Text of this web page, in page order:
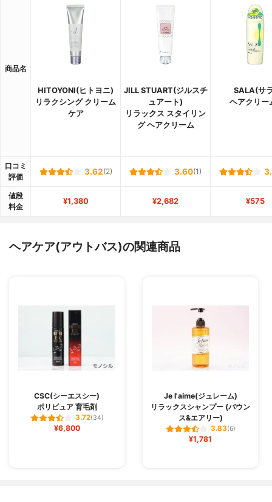
商品名
HITOYONI(ヒトヨニ)
リラクシング クリーム
ケア
JILL STUART(ジルスチ
ュアート)
リラックス スタイリン
グ ヘアクリーム
SALA(サ
ヘアクリー
口コミ
評価
3.62(2) 3.60(1)
値段
料金
¥1,380 ¥2,682 ¥575
ヘアケア(アウトバス)の関連商品
CSC(シーエスシー)
ポリピュア 育毛剤
3.72(34)
¥6,800
Je l'aime(ジュレーム)
リラックスシャンプー (バウン
ス&エアリー)
3.83(6)
¥1,781